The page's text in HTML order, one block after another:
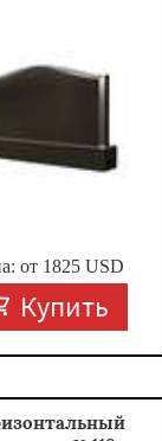
от 1825 USD
Купить